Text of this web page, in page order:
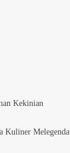
Kekinian
Kuliner Melegenda